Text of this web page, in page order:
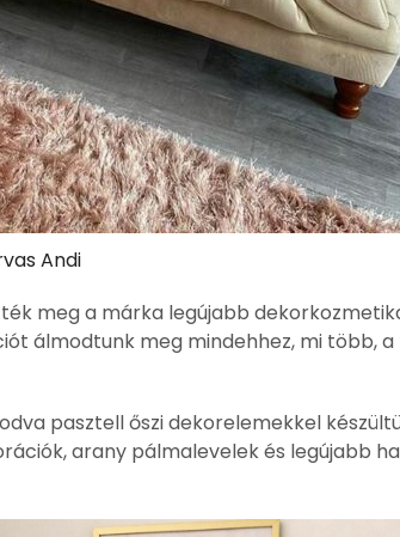
Andi
meg a márka legújabb
álmodtunk meg mindehhez, mi több,
pasztell őszi dekorelemekkel
arany pálmalevelek és legújabb